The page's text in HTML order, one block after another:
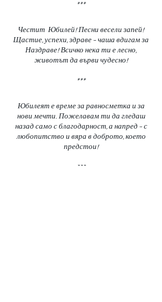
***
Честит Юбилей! Песни весели запей!
Щастие, успехи, здраве – чаша вдигам за
Наздраве! Всичко нека ти е лесно,
животът да върви чудесно!
***
Юбилеят е време за равносметка и за
нови мечти. Пожелавам ти да гледаш
назад само с благодарност, а напред – с
любопитство и вяра в доброто, което
предстои!
***